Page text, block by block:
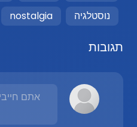
נוסטלגיה
nostalgia
תגובות
אתם